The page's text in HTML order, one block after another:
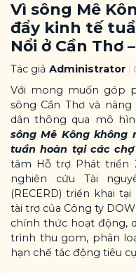
Vì sông Mê
đẩy kinh tế
Nổi ở Cần Thơ
Tác giả Administrator
Với mong muốn góp
sông Cần Thơ và
dân thông qua mô
sông Mê Kông không
tuần hoàn tại các chợ
tâm Hỗ trợ Phát triển
nghiên cứu Tài
(RECERD) triển khai
tài trợ của Công ty
chính thức hoạt động,
trình thu gom, phân
hạn chế tác động tiêu